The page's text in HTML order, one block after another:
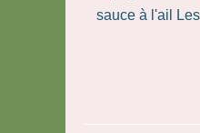
sauce à l'ail